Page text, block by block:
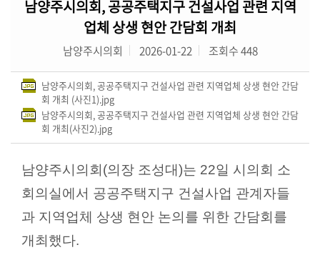
소
정
활
동
의
회
소
식
회
의
남양주시의회, 공공주택지구 건설사업 관련 지역
업체 상생 현안 간담회 개최
남양주시의회 2026-01-22 조회수 448
남양주시의회, 공공주택지구 건설사업 관련 지역업체 상생 현안 간담
회 개최 (사진1).jpg
남양주시의회, 공공주택지구 건설사업 관련 지역업체 상생 현안 간담
회 개최(사진2).jpg
남양주시의회 (의장 조성대)는 22일 시의회 소
회의실에서 공공주택지구 건설사업 관계자들
과 지역업체 상생 현안 논의를 위한 간담회를
개최했다.